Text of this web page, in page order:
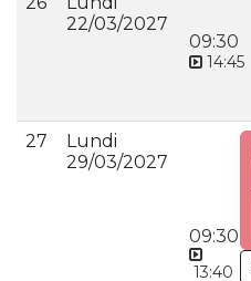
22/03/2027
09:30
14:45
27
Lundi
29/03/2027
09:30
13:40